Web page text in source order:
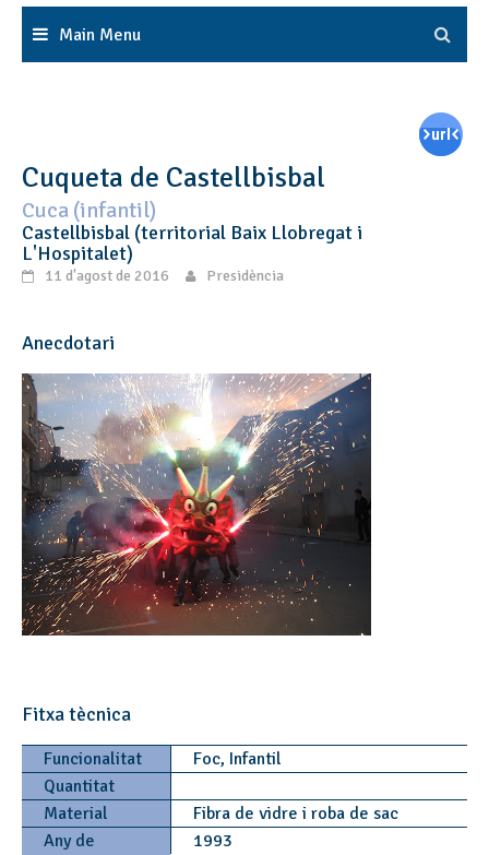
Main Menu
Cuqueta de Castellbisbal
Cuca (infantil)
Castellbisbal (territorial Baix Llobregat i
L'Hospitalet)
11 d'agost de 2016 Presidència
Anecdotari
Fitxa tècnica
Funcionalitat
Foc, Infantil
Quantitat
Material
Fibra de vidre i roba de sac
Any de
1993